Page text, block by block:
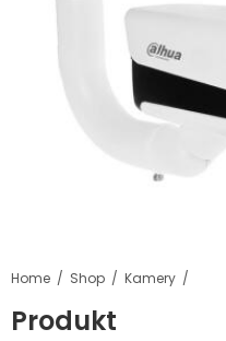
Home Shop Kamery
Produkt